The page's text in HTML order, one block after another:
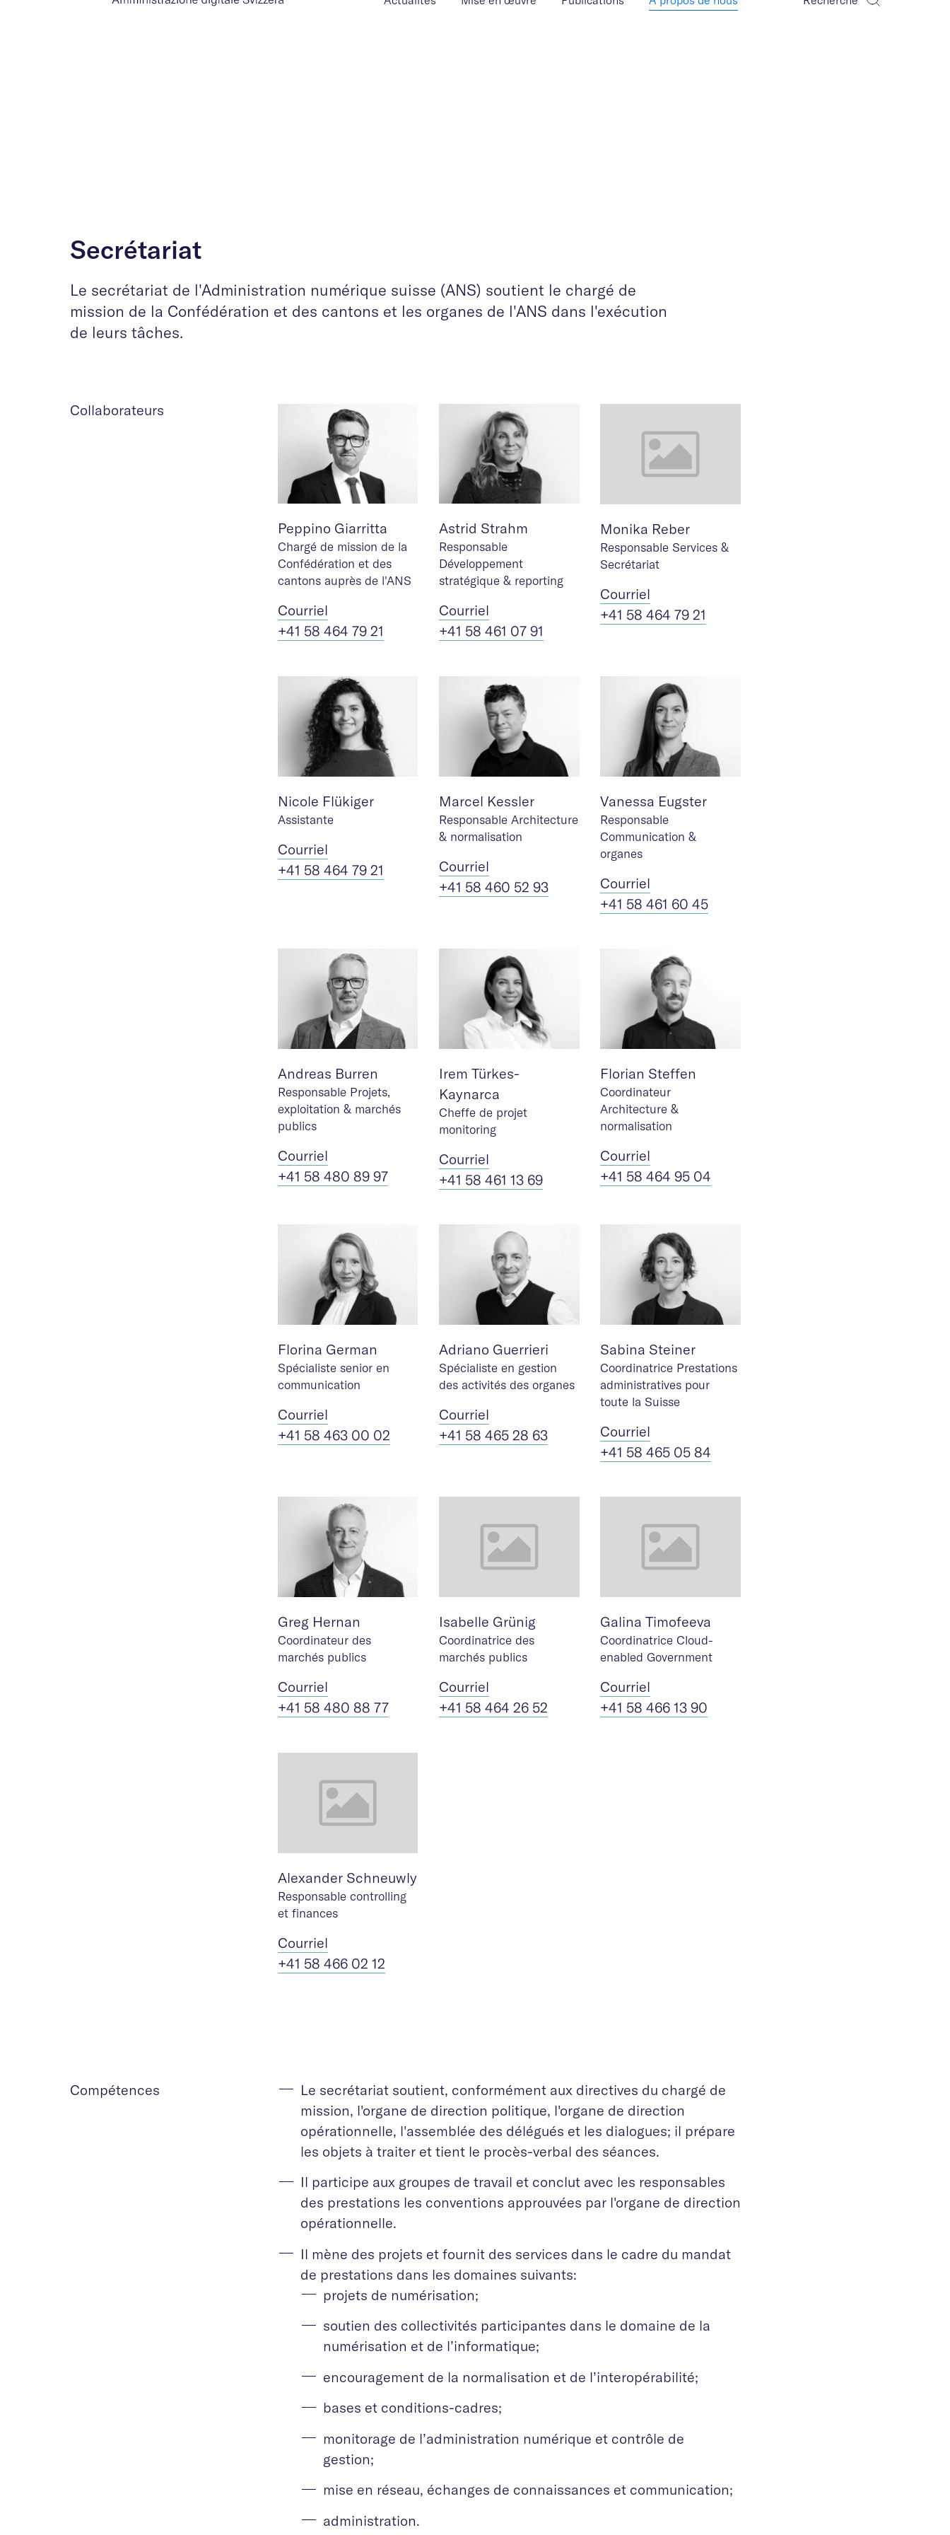
Recherche
Secrétariat
Le secrétariat de l'Administration numérique suisse (ANS) soutient le chargé de
mission de la Confédération et des cantons et les organes de l'ANS dans l'exécution
de leurs tâches.
Collaborateurs
Peppino Giarritta
Chargé de mission de la
Confédération et des
cantons auprès de l'ANS
Courriel
+41 58 464 79 21
Astrid Strahm
Responsable
Développement
stratégique & reporting
Courriel
+41 58 461 07 91
Monika Reber
Responsable Services &
Secrétariat
Courriel
+41 58 464 79 21
Nicole Flükiger
Assistante
Courriel
+41 58 464 79 21
Marcel Kessler
Responsable Architecture
& normalisation
Courriel
+41 58 460 52 93
Vanessa Eugster
Responsable
Communication &
organes
Courriel
+41 58 461 60 45
Andreas Burren
Responsable Projets,
exploitation & marchés
publics
Courriel
+41 58 480 89 97
Irem Türkes-
Kaynarca
Cheffe de projet
monitoring
Courriel
+41 58 461 13 69
Florian Steffen
Coordinateur
Architecture &
normalisation
Courriel
+41 58 464 95 04
Florina German
Spécialiste senior en
communication
Courriel
+41 58 463 00 02
Adriano Guerrieri
Spécialiste en gestion
des activités des organes
Courriel
+41 58 465 28 63
Sabina Steiner
Coordinatrice Prestations
administratives pour
toute la Suisse
Courriel
+41 58 465 05 84
Greg Hernan
Coordinateur des
marchés publics
Courriel
+41 58 480 88 77
Isabelle Grünig
Coordinatrice des
marchés publics
Courriel
+41 58 464 26 52
Galina Timofeeva
Coordinatrice Cloud-
enabled Government
Courriel
+41 58 466 13 90
Alexander Schneuwly
Responsable controlling
et finances
Courriel
+41 58 466 02 12
Compétences
Le secrétariat soutient, conformément aux directives du chargé de
mission, l'organe de direction politique, l'organe de direction
opérationnelle, l'assemblée des délégués et les dialogues; il prépare
les objets à traiter et tient le procès-verbal des séances.
Il participe aux groupes de travail et conclut avec les responsables
des prestations les conventions approuvées par l'organe de direction
opérationnelle.
Il mène des projets et fournit des services dans le cadre du mandat
de prestations dans les domaines suivants:
projets de numérisation;
soutien des collectivités participantes dans le domaine de la
numérisation et de l’informatique;
encouragement de la normalisation et de l’interopérabilité;
bases et conditions-cadres;
monitorage de l’administration numérique et contrôle de
gestion;
mise en réseau, échanges de connaissances et communication;
administration.